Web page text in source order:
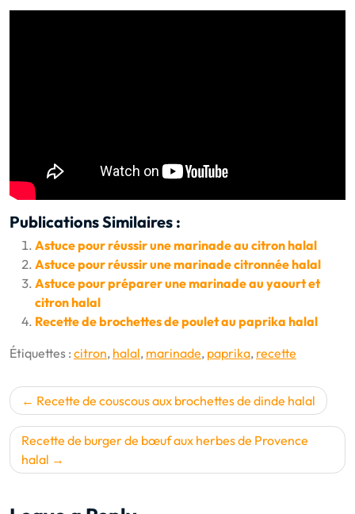
Publications Similaires :
Astuce pour réussir une marinade au citron halal
Astuce pour réussir une marinade citronnée halal
Astuce pour préparer une marinade au yaourt et
citron halal
Recette de brochettes de poulet au paprika halal
Étiquettes : citron, halal, marinade, paprika, recette
Navigation
de
l’article
Recette de couscous aux brochettes de dinde halal
Recette de burger de bœuf aux herbes de Provence
halal